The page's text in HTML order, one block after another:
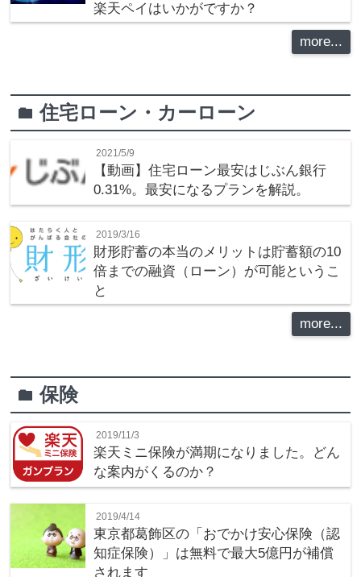
楽天ペイはいかがですか？
more...
folder住宅ローン・カーローン
2021/5/9
【動画】住宅ローン最安はじぶん銀行
0.31%。最安になるプランを解説。
2019/3/16
財形貯蓄の本当のメリットは貯蓄額の10
倍までの融資（ローン）が可能というこ
と
more...
folder保険
2019/11/3
楽天ミニ保険が満期になりました。どん
な案内がくるのか？
2019/4/14
東京都葛飾区の「おでかけ安心保険（認
知症保険）」は無料で最大5億円が補償
されます